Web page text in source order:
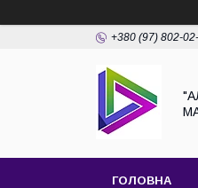
+380 (97) 802-
ГОЛОВНА